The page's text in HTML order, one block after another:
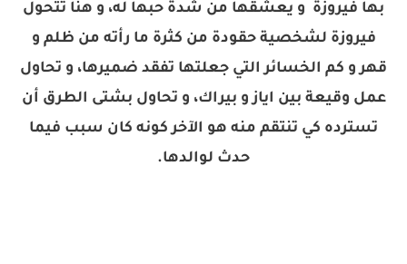
بها فيروزة و يعشقها من شدة حبها له، و هنا تتحول
فيروزة لشخصية حقودة من كثرة ما رأته من ظلم و
قهر و كم الخسائر التي جعلتها تفقد ضميرها، و تحاول
عمل وقيعة بين اياز و بيراك، و تحاول بشتى الطرق أن
تسترده كي تنتقم منه هو الآخر كونه كان سبب فيما
حدث لوالدها.